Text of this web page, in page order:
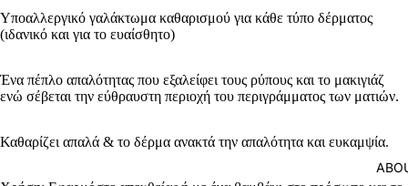
Υποαλλεργικό γαλάκτωμα καθαρισμού για κάθε τύπο δέρματος
(ιδανικό και για το ευαίσθητο)
Ένα πέπλο απαλότητας που εξαλείφει τους ρύπους και το μακιγιάζ
ενώ σέβεται την εύθραυστη περιοχή του περιγράμματος των ματιών.
Καθαρίζει απαλά & το δέρμα ανακτά την απαλότητα και ευκαμψία.